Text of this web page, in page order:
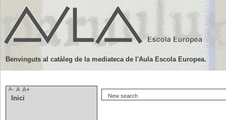
New search
Benvinguts al catàleg de la mediateca de l'Aula Escola Europea.
A- A A+
Inici